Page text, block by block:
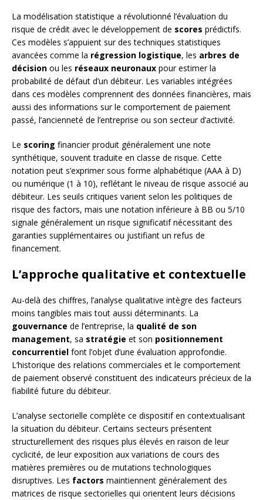
La modélisation statistique a révolutionné l’évaluation du
risque de crédit avec le développement de scores prédictifs.
Ces modèles s’appuient sur des techniques statistiques
avancées comme la régression logistique, les arbres de
décision ou les réseaux neuronaux pour estimer la
probabilité de défaut d’un débiteur. Les variables intégrées
dans ces modèles comprennent des données financières, mais
aussi des informations sur le comportement de paiement
passé, l’ancienneté de l’entreprise ou son secteur d’activité.
Le scoring financier produit généralement une note
synthétique, souvent traduite en classe de risque. Cette
notation peut s’exprimer sous forme alphabétique (AAA à D)
ou numérique (1 à 10), reflétant le niveau de risque associé au
débiteur. Les seuils critiques varient selon les politiques de
risque des factors, mais une notation inférieure à BB ou 5/10
signale généralement un risque significatif nécessitant des
garanties supplémentaires ou justifiant un refus de
financement.
L’approche qualitative et contextuelle
Au-delà des chiffres, l’analyse qualitative intègre des facteurs
moins tangibles mais tout aussi déterminants. La
gouvernance de l’entreprise, la qualité de son
management, sa stratégie et son positionnement
concurrentiel font l’objet d’une évaluation approfondie.
L’historique des relations commerciales et le comportement
de paiement observé constituent des indicateurs précieux de la
fiabilité future du débiteur.
L’analyse sectorielle complète ce dispositif en contextualisant
la situation du débiteur. Certains secteurs présentent
structurellement des risques plus élevés en raison de leur
cyclicité, de leur exposition aux variations de cours des
matières premières ou de mutations technologiques
disruptives. Les factors maintiennent généralement des
matrices de risque sectorielles qui orientent leurs décisions